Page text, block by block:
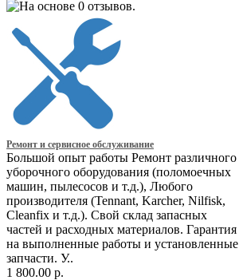
Ремонт и сервисное обслуживание
Большой опыт работы Ремонт различного
уборочного оборудования (поломоечных
машин, пылесосов и т.д.), Любого
производителя (Tennant, Karcher, Nilfisk,
Cleanfix и т.д.). Свой склад запасных
частей и расходных материалов. Гарантия
на выполненные работы и установленные
запчасти. У..
1 800.00 р.